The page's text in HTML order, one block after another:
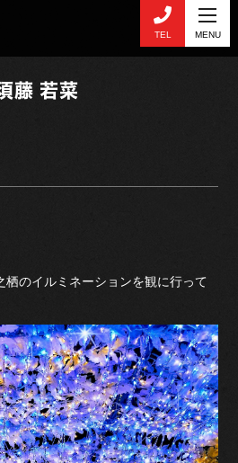
TEL MENU
藤 若菜
栖のイルミネーションを観に行って